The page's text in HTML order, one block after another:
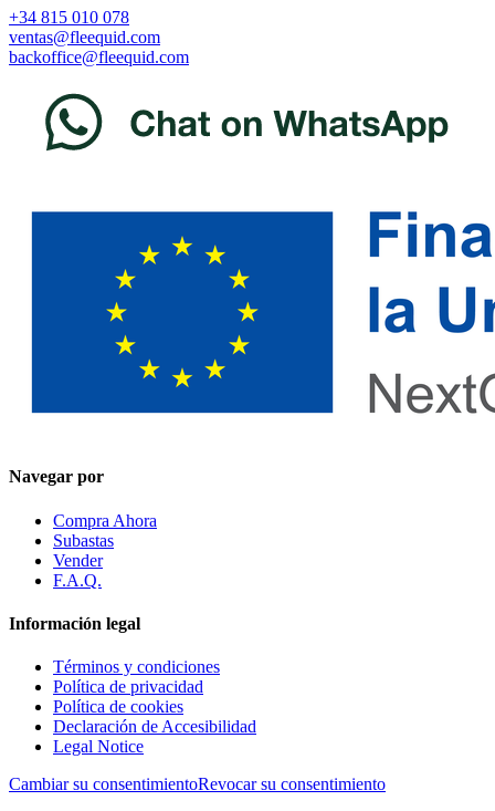
+34 815 010 078
ventas@fleequid.com
backoffice@fleequid.com
Navegar por
Compra Ahora
Subastas
Vender
F.A.Q.
Información legal
Términos y condiciones
Política de privacidad
Política de cookies
Declaración de Accesibilidad
Legal Notice
Cambiar su consentimientoRevocar su consentimiento